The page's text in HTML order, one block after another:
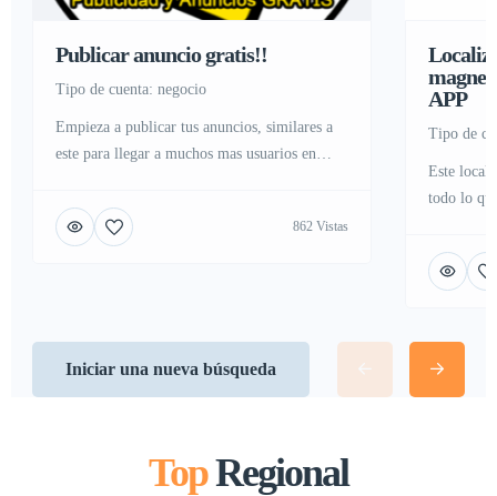
Publicar anuncio gratis!!
tipo de cuenta: negocio
Empieza a publicar tus anuncios, similares a
este para llegar a muchos mas usuarios en
862 Vistas
APP
tipo de
Este
todo lo
del día
dispone
Iniciar una nueva búsqueda
TopRegional